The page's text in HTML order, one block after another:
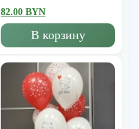
82.00 BYN
В корзину